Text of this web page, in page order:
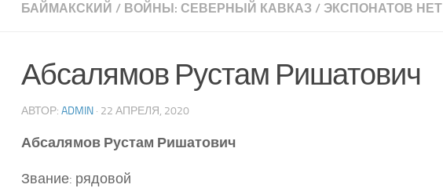
БАЙМАКСКИЙ / ВОЙНЫ: СЕВЕРНЫЙ КАВКАЗ / ЭКСПОНАТОВ НЕТ
Абсалямов Рустам Ришатович
АВТОР: ADMIN · 22 АПРЕЛЯ, 2020
Абсалямов Рустам Ришатович
Звание: рядовой